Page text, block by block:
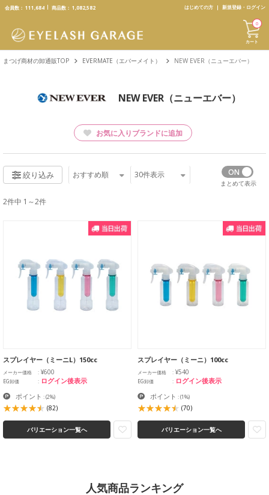
text.skipToContent
text.skipToNavigation
会員数： 111,684 商品数： 1,082,582 はじめての方 新規登録・ログイン
カート
0
まつげ商材の卸通販TOP EVERMATE（エバーメイト） NEW EVER（ニューエバー）
NEW EVER（ニューエバー）
お気に入りブランドに追加
絞り込み おすすめ順 30件表示
まとめて表示
2件中 1～2件
スプレイヤー（ミーニL）150cc
メーカー価格 ¥600
EG卸価 ログイン後表示
ポイント :(2%)
(82)
バリエーション一覧へ
スプレイヤー（ミーニ）100cc
メーカー価格 ¥540
EG卸価 ログイン後表示
ポイント :(1%)
(70)
バリエーション一覧へ
人気商品ランキング